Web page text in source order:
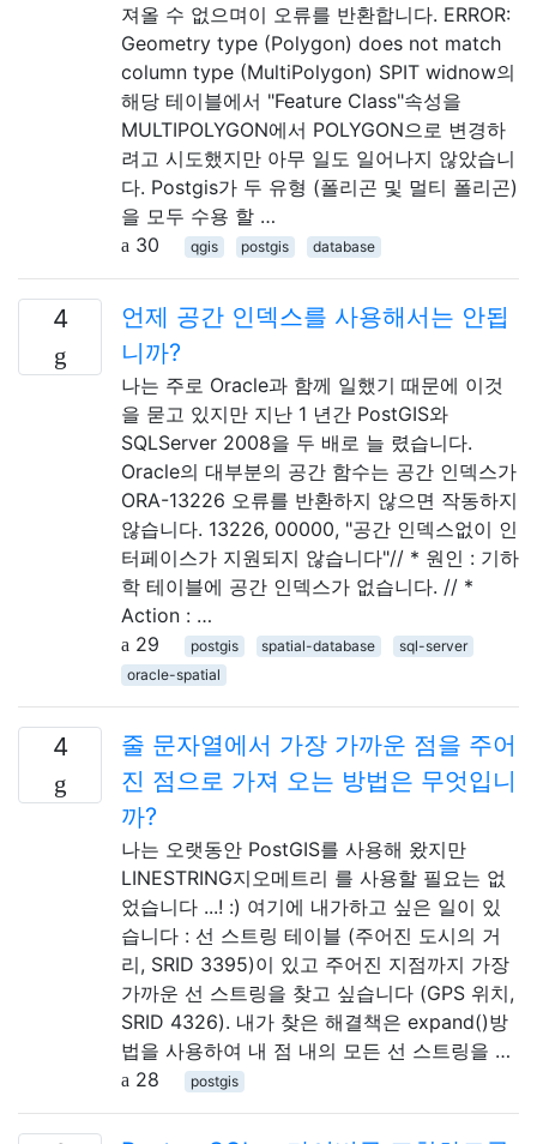
져올 수 없으며이 오류를 반환합니다. ERROR:
Geometry type (Polygon) does not match
column type (MultiPolygon) SPIT widnow의
해당 테이블에서 "Feature Class"속성을
MULTIPOLYGON에서 POLYGON으로 변경하
려고 시도했지만 아무 일도 일어나지 않았습니
다. Postgis가 두 유형 (폴리곤 및 멀티 폴리곤)
을 모두 수용 할 …
30
qgis postgis database
4
언제 공간 인덱스를 사용해서는 안됩
니까?
나는 주로 Oracle과 함께 일했기 때문에 이것
을 묻고 있지만 지난 1 년간 PostGIS와
SQLServer 2008을 두 배로 늘 렸습니다.
Oracle의 대부분의 공간 함수는 공간 인덱스가
ORA-13226 오류를 반환하지 않으면 작동하지
않습니다. 13226, 00000, "공간 인덱스없이 인
터페이스가 지원되지 않습니다"// * 원인 : 기하
학 테이블에 공간 인덱스가 없습니다. // *
Action : …
29
postgis spatial-database
sql-server
oracle-spatial
4
줄 문자열에서 가장 가까운 점을 주어
진 점으로 가져 오는 방법은 무엇입니
까?
나는 오랫동안 PostGIS를 사용해 왔지만
LINESTRING지오메트리 를 사용할 필요는 없
었습니다 ...! :) 여기에 내가하고 싶은 일이 있
습니다 : 선 스트링 테이블 (주어진 도시의 거
리, SRID 3395)이 있고 주어진 지점까지 가장
가까운 선 스트링을 찾고 싶습니다 (GPS 위치,
SRID 4326). 내가 찾은 해결책은 expand()방
법을 사용하여 내 점 내의 모든 선 스트링을 …
28
postgis